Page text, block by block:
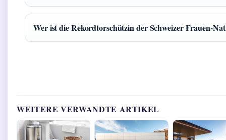
Wer ist die Rekordtorschützin der Schweizer Frauen-
WEITERE VERWANDTE ARTIKEL